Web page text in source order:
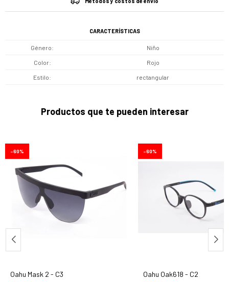
CARACTERÍSTICAS
Género Niño
Color Rojo
Estilo rectangular
Productos que te pueden interesar
Oahu Mask 2 - C3
60
Oahu Oak618 - C2
60